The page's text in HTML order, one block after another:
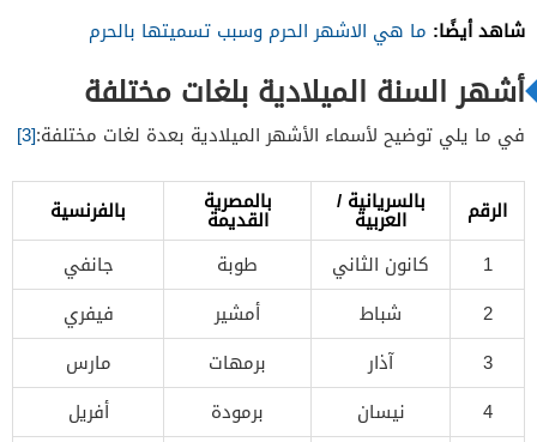
شاهد أيضًا: ما هي الاشهر الحرم وسبب تسميتها بالحرم
أشهر السنة الميلادية بلغات مختلفة
في ما يلي توضيح لأسماء الأشهر الميلادية بعدة لغات مختلفة:[3]
الرقم بالسريانية /
العربية
بالمصرية
القديمة
بالفرنسية
1
كانون الثاني طوبة
جانفي
2
شباط أمشير
فيفري
3
آذار برمهات
مارس
4
نيسان برمودة
أفريل